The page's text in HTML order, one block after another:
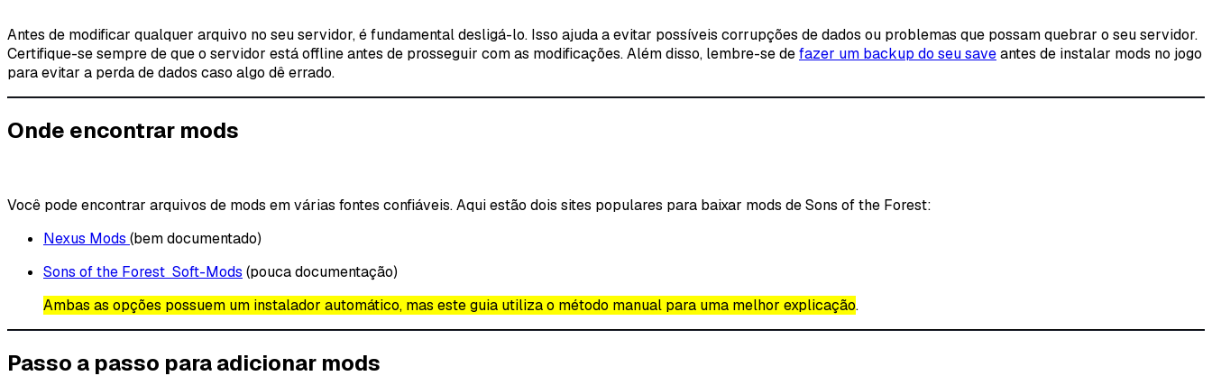
Antes de modificar qualquer arquivo no seu servidor, é fundamental desligá-lo. Isso ajuda a evitar possíveis corrupções de dados ou problemas que possam quebrar o seu servidor.
Certifique-se sempre de que o servidor está offline antes de prosseguir com as modificações. Além disso, lembre-se defazer um backup do seu saveantes de instalar mods no jogo
para evitar a perda de dados caso algo dê errado.
Onde encontrar mods
Você pode encontrar arquivos de mods em várias fontes confiáveis. Aqui estão dois sites populares para baixar mods de Sons of the Forest:
Nexus Mods (bem documentado)
Sons of the Forest Soft-Mods (pouca documentação)
Ambas as opções possuem um instalador automático, mas este guia utiliza o método manual para uma melhor explicação.
Passo a passo para adicionar mods